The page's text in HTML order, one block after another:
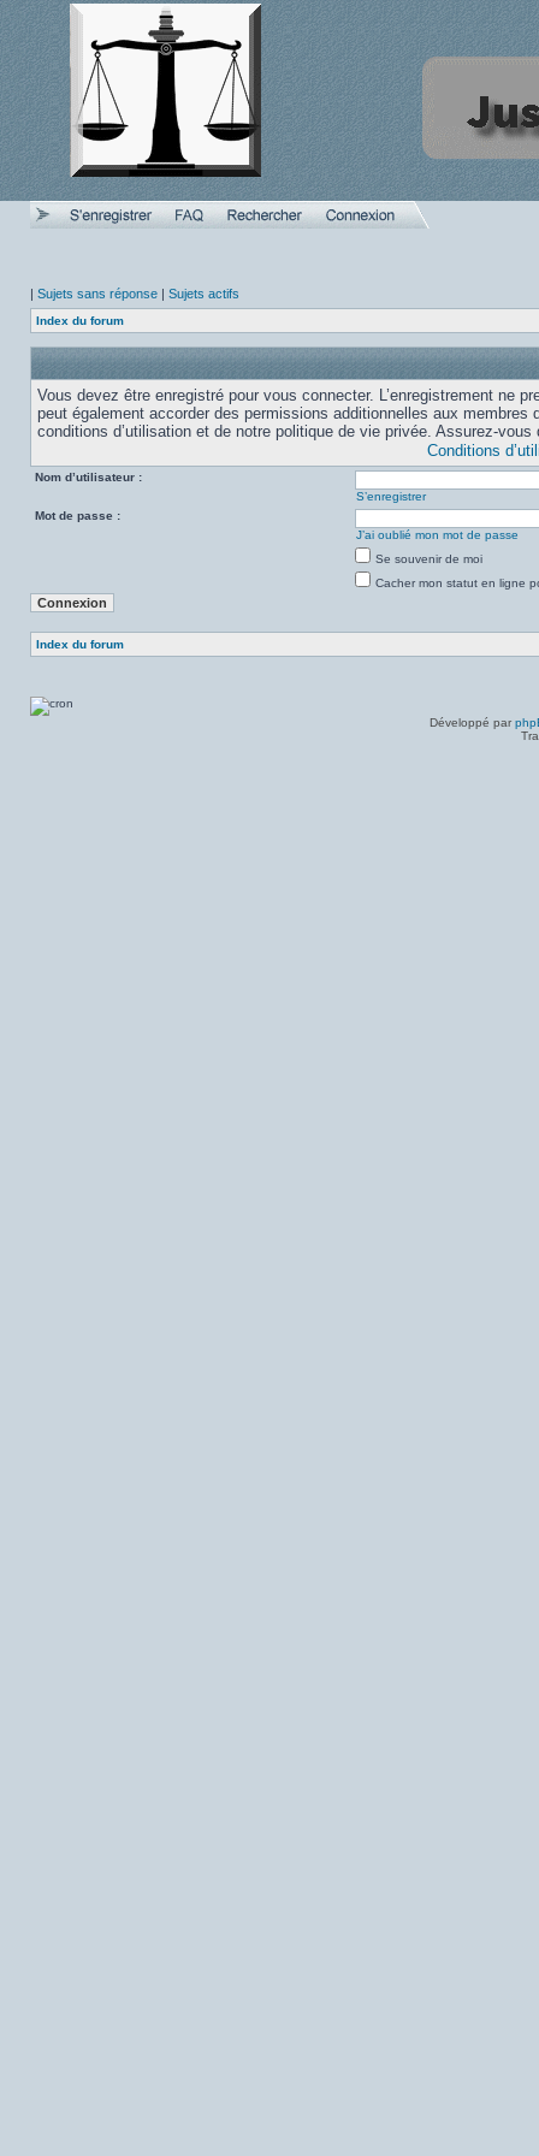
| Sujets sans réponse | Sujets actifs
Index du forum
Vous devez être enregistré pour vous connecter. L’enregistrement ne
peut également accorder des permissions additionnelles aux
conditions d’utilisation et de notre politique de vie privée. Assurez-
Conditions
Nom d’utilisateur :
S’enregistrer
Mot de passe :
J’ai oublié mon mot de passe
Se souvenir de moi
Cacher mon statut en ligne
Index du forum
Développé par